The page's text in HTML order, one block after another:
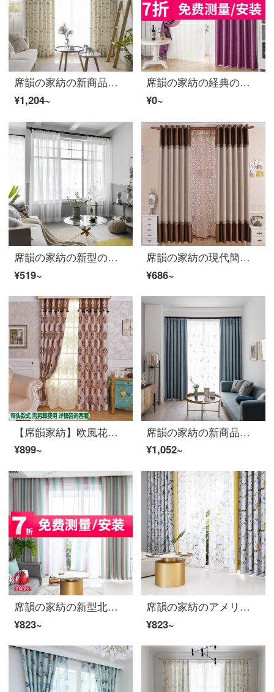
席韻の家紡の新商品の漫画の子供は泳いできて亜麻の印紙のカーテンの赤ちゃんの部屋の遮光のカーテンをまねて泳ぎにきます。
¥1,204~
席韻の家紡の経典の欧式の新型の竜尾はスエードのスエードの遮光のカーテンを押さえて現代に簡単にローマのカーテンの寝室は竜尾-洋紅の高さの2.7 mを注文して高さに変えて幅の1メートルの価格を注文して作らせることができます(穴をあけるナノリング)
¥0~
席韻の家紡の新型の窓の紗北欧の風格の全多利紗の寝室の書斎の高い窓の別荘のカーテンの紗は注文して作らせます。幅1メートル*高さ2.7メートルの単価(韓国のひだのかぎ)は高くなります。
¥519~
席韻の家紡の現代簡単な西洋式カーテンのカチオンは花を押しのけて遮光するカーテンを押し流して、寝室の客間の藤蔓の花の藤のツルの花-コーヒーの布の高さの2.7 mを変えて広く注文して作らせます。
¥686~
【席韻家紡】欧風花半遮光カーテンカチオンシミュレーション糸リビングルームバルコニーはミラノの春-カレーオーダーメイド幅1 m(韓国しわフック)
¥899~
席韻の家紡の新商品は北欧の生態の絨の純粋な色の遮光カーテンのリビングルームの書斎のカーテンの多色は紗のカーテンのスモッグの藍を配合して注文して作らせて、幅1メートル*高さ2.7メートルの単価(ナノリング)を高くすることができます。
¥1,052~
席韻の家紡の新型北欧は簡単に断熱して日よけする客間の寝室の白い掛けるカーテンの窓の紗は北欧の高級なグラデーション-紫の布のオーダーメイドの幅の1メートル*高さの2.7メートルの単価(韓のしわの針)を変えて高くなることができます。
¥823~
席韻の家紡のアメリカの田園の田舎の小鳥のプリントの遮光布のカーテンの窓の紗は林の中で鳥を注文して広くて1メートル*高さの2.7メートルの単価(4本の爪のフック)を注文して高くなることができます。
¥823~